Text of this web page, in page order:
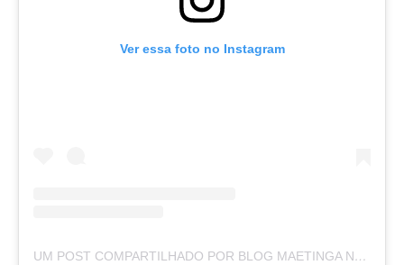
Ver essa foto no Instagram
UM POST COMPARTILHADO POR BLOG MAETINGA NOTÍCIAS (@BLOGMAETINGANOTICIAS)